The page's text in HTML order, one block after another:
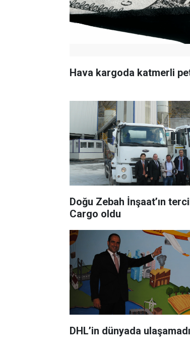
Hava kargoda katmerli
Doğu Zebah İnşaat’ın
Cargo oldu
DHL’in dünyada